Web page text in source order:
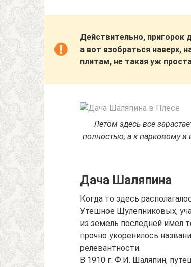
Действительно, пригорок
а вот взобраться наверх,
плитам, не такая уж
Летом здесь всё
полностью, а к парковому и
Дача Шаляпина
Когда то здесь
Утешное Щулепниковых,
из земель последней имел
прочно укоренилось
релевантности.
В 1910 г. Ф.И. Шаляпин,